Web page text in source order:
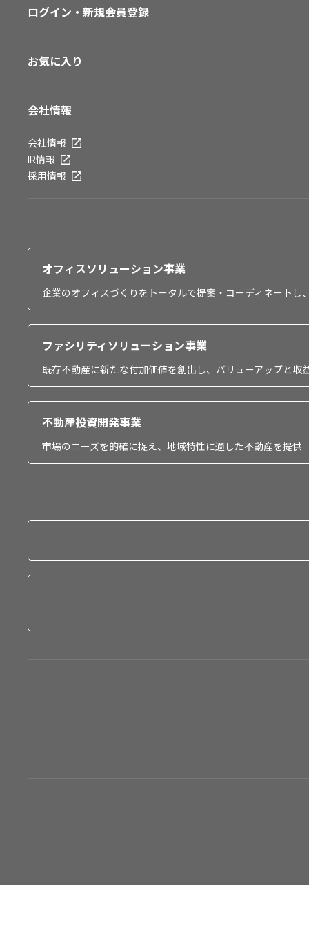
ログイン・新規会員登録
お気に入り
会社情報
会社情報
IR情報
採用情報
オフィスソリューション事業
企業のオフィスづくりをトータルで提案・コーディネート
ファシリティソリューション事業
既存不動産に新たな付加価値を創出し、バリューアップと収
不動産投資開発事業
市場のニーズを的確に捉え、地域特性に適した不動産を提供